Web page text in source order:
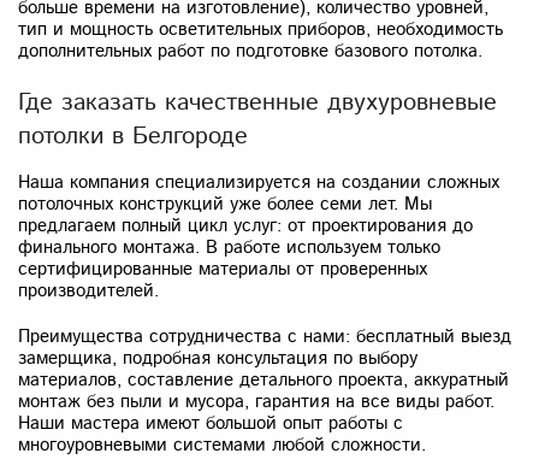
больше времени на изготовление), количество уровней,
тип и мощность осветительных приборов, необходимость
дополнительных работ по подготовке базового потолка.
Где заказать качественные двухуровневые
потолки в Белгороде
Наша компания специализируется на создании сложных
потолочных конструкций уже более семи лет. Мы
предлагаем полный цикл услуг: от проектирования до
финального монтажа. В работе используем только
сертифицированные материалы от проверенных
производителей.
Преимущества сотрудничества с нами: бесплатный выезд
замерщика, подробная консультация по выбору
материалов, составление детального проекта, аккуратный
монтаж без пыли и мусора, гарантия на все виды работ.
Наши мастера имеют большой опыт работы с
многоуровневыми системами любой сложности.